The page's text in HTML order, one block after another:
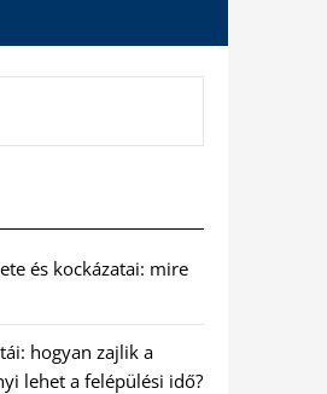
és kockázatai: mire
hogyan zajlik a
lehet a felépülési idő?